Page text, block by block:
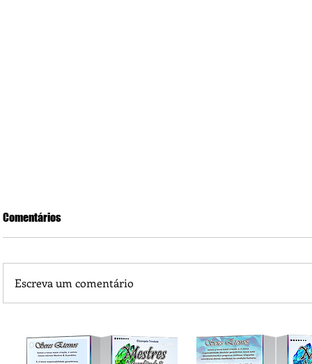
Comentários
Escreva um comentário